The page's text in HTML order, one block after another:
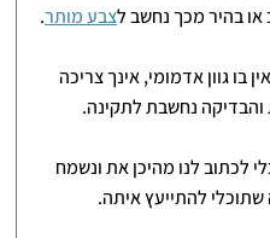
או בהיר מכך נחשב לצבע מותר.
בו גוון אדמומי, אינך צריכה
נחשבת לתקינה.
לכתוב לנו מהיכן את ונשמח
להתייעץ איתה.